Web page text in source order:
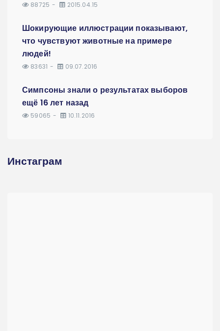
88725 2015.04.15
Шокирующие иллюстрации показывают,
что чувствуют животные на примере
людей!
83631 09.07.2016
Симпсоны знали о результатах выборов
ещё 16 лет назад
59065 10.11.2016
Инстаграм